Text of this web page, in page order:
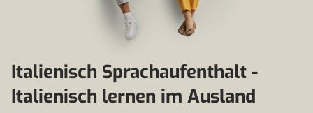
Italienisch Sprachaufenthalt -
Italienisch lernen im Ausland